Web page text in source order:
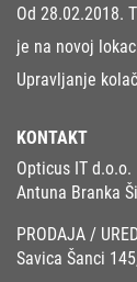
Od 28.02.2018.
je na novoj
Upravljanje
KONTAKT
Opticus IT d.o.o.
Antuna Branka
PRODAJA /
Savica Šanci